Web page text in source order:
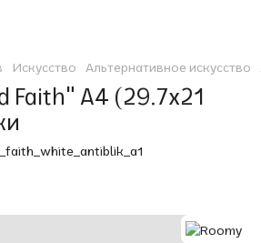
Искусство Альтернативное искусство
Faith" A4 (29.7x21